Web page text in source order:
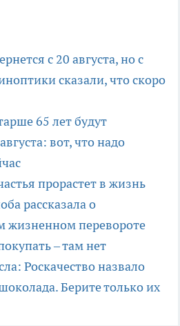
с 20 августа, но с
сказали, что скоро
65 лет будут
вот, что надо
прорастет в жизнь
рассказала о
жизненном перевороте
– там нет
Роскачество назвало
Берите только их